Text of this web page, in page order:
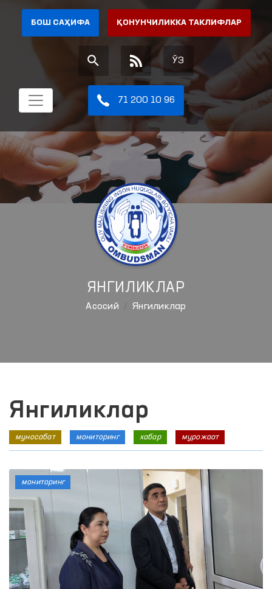
БОШ САҲИФА ҚОНУНЧИЛИККА ТАКЛИФЛАР
ЎЗ
71 200 10 96
ЯНГИЛИКЛАР
Aсосий Янгиликлар
Янгиликлар
муносабат мониторинг хабар мурожаат
мониторинг